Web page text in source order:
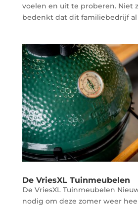
voelen en uit te proberen. Niet
bedenkt dat dit familiebedrijf al
De VriesXL Tuinmeubelen
De VriesXL Tuinmeubelen
nodig om deze zomer weer